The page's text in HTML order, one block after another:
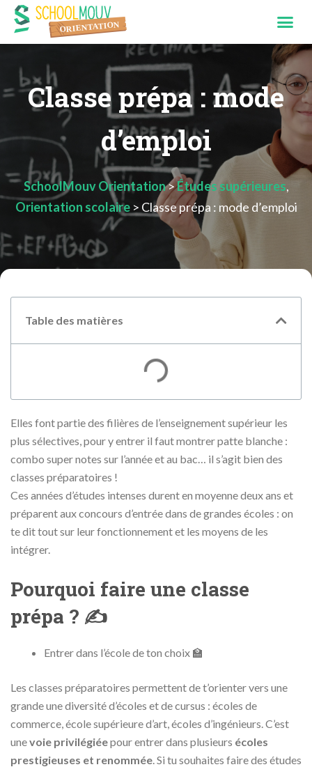
Classe prépa : mode
d’emploi
SchoolMouv Orientation>Études supérieures,
Orientation scolaire> Classe prépa : mode d’emploi
Table des matières
Elles font partie des filières de l’enseignement supérieur les
plus sélectives, pour y entrer il faut montrer patte blanche :
combo super notes sur l’année et au bac… il s’agit bien des
classes préparatoires !
Ces années d’études intenses durent en moyenne deux ans et
préparent aux concours d’entrée dans de grandes écoles : on
te dit tout sur leur fonctionnement et les moyens de les
intégrer.
Pourquoi faire une classe
prépa ? ✍️
Entrer dans l’école de ton choix 🏫
Les classes préparatoires permettent de t’orienter vers une
grande une diversité d’écoles et de cursus : écoles de
commerce, école supérieure d’art, écoles d’ingénieurs. C’est
unevoie privilégiéepour entrer dans plusieurs écoles
prestigieuses et renommée. Si tu souhaites faire des études